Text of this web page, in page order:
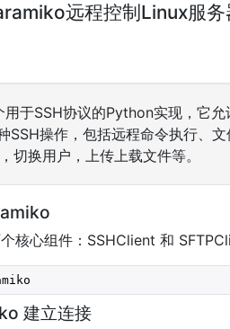
远程控制Linux服务
于SSH协议的Python实现，它
SSH操作，包括远程命令执行、
切换用户，上传上载文件等。
核心组件：SSHClient 和
建立连接